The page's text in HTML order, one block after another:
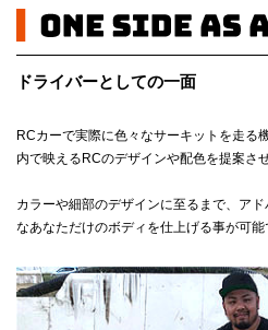
ドライバーとしての一面
RCカーで実際に色々なサーキットを走る
内で映えるRCのデザインや配色を提案さ
カラーや細部のデザインに至るまで、ア
なあなただけのボディを仕上げる事が可能